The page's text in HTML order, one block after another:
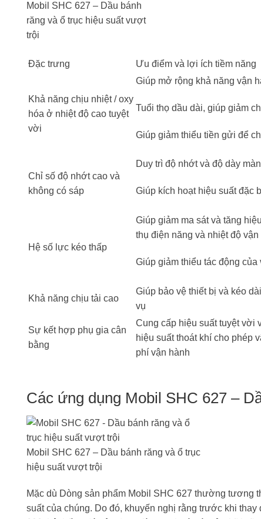
Mobil SHC 627 – Dầu bánh
răng và ổ trục hiệu suất vượt
trội
Đặc trưng Ưu điểm và lợi ích tiềm năng
Khả năng chịu nhiệt / oxy
hóa ở nhiệt độ cao tuyệt
vời
Giúp mở rộng khả năng vận
Tuổi thọ dầu dài, giúp giảm
Giúp giảm thiểu tiền gửi để
Chỉ số độ nhớt cao và
không có sáp
Duy trì độ nhớt và độ dày
Giúp kích hoạt hiệu suất đặc
Hệ số lực kéo thấp
Giúp giảm ma sát và tăng
thụ điện năng và nhiệt độ
Giúp giảm thiểu tác động
Khả năng chịu tải cao
Giúp bảo vệ thiết bị và kéo
vụ
Sự kết hợp phụ gia cân
bằng
Cung cấp hiệu suất tuyệt vời
hiệu suất thoát khí cho phép
phí vận hành
Các ứng dụng Mobil SHC 627 –
Mobil SHC 627 – Dầu bánh răng và ổ trục
hiệu suất vượt trội
Mặc dù Dòng sản phẩm Mobil SHC 627 thường tương
suất của chúng. Do đó, khuyến nghị rằng trước khi